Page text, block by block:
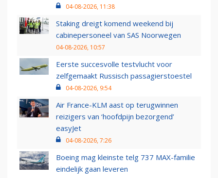
04-08-2026, 11:38
Staking dreigt komend weekend bij
cabinepersoneel van SAS Noorwegen
04-08-2026, 10:57
Eerste succesvolle testvlucht voor
zelfgemaakt Russisch passagierstoestel
04-08-2026, 9:54
Air France-KLM aast op terugwinnen
reizigers van ‘hoofdpijn bezorgend’
easyJet
04-08-2026, 7:26
Boeing mag kleinste telg 737 MAX-familie
eindelijk gaan leveren